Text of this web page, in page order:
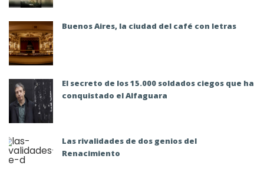
Buenos Aires, la ciudad del café con letras
El secreto de los 15.000 soldados ciegos que ha
conquistado el Alfaguara
Las rivalidades de dos genios del
Renacimiento